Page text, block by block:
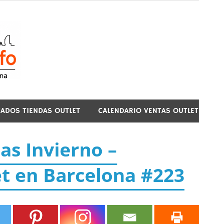
TIENDAS OUTLET CALENDARIO VENTAS OUTLET
Invierno –
en Barcelona #223